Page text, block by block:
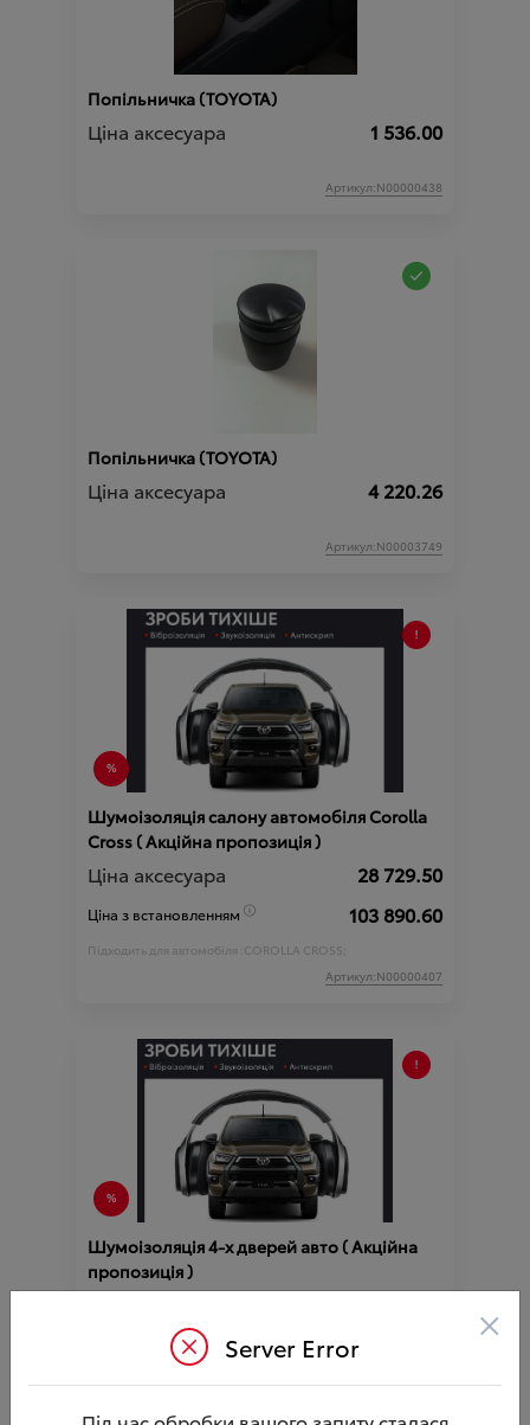
Попільничка (TOYOTA)
Ціна аксесуара 1 536.00
Артикул:N00000438
Попільничка (TOYOTA)
Ціна аксесуара 4 220.26
Артикул:N00003749
Шумоізоляція салону автомобіля Corolla
Cross ( Акційна пропозиція )
Ціна аксесуара 28 729.50
Ціна з встановленням 103 890.60
Підходить для автомобіля :COROLLA CROSS;
Артикул:N00000407
Шумоізоляція 4-х дверей авто ( Акційна
пропозиція )
Ціна з встановленням
Артикул:N00000516
Server Error ×